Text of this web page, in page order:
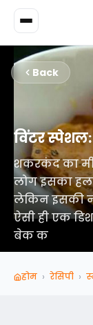
Back
विंटर स्पेशल:
शकरकंद का
लोग इसका
लेकिन इसकी
ऐसी ही एक
बेक क
होम › रेसिपी ›